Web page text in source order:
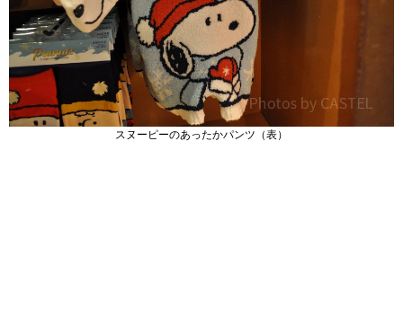
スヌーピーのあったかパンツ（表）